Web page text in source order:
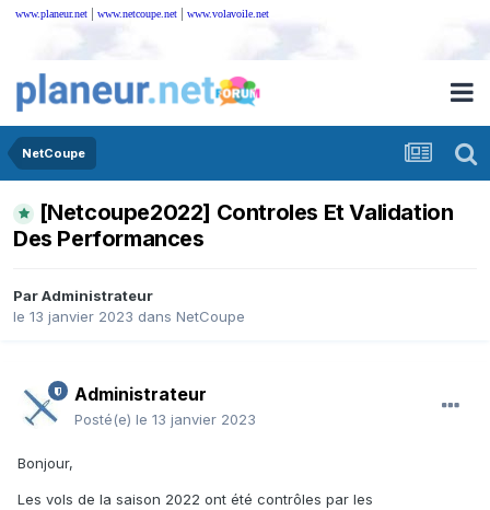
www.planeur.net | www.netcoupe.net | www.volavoile.net
NetCoupe
[Netcoupe2022] Controles Et Validation
Des Performances
ParAdministrateur
le 13 janvier 2023 dans NetCoupe
Administrateur
Posté(e) le 13 janvier 2023
Bonjour,
Les vols de la saison 2022 ont été contrôles par les